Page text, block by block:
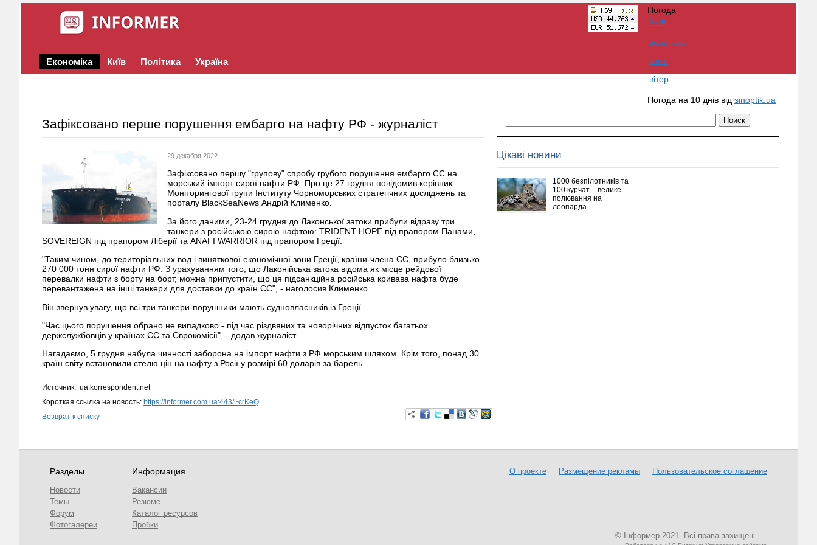
Економіка Київ Політика Україна
Погода
Київ
вологість:
тиск:
вітер:
Погода на 10 днів від sinoptik.ua
Зафіксовано перше порушення ембарго на нафту РФ - журналіст
29 декабря 2022
Зафіксовано першу "групову" спробу грубого порушення ембарго ЄС на
морський імпорт сирої нафти РФ. Про це 27 грудня повідомив керівник
Моніторингової групи Інституту Чорноморських стратегічних досліджень та
порталу BlackSeaNews Андрій Клименко.
За його даними, 23-24 грудня до Лаконської затоки прибули відразу три
танкери з російською сирою нафтою: TRIDENT HOPE під прапором Панами,
SOVEREIGN під прапором Ліберії та ANAFI WARRIOR під прапором Греції.
"Таким чином, до територіальних вод і виняткової економічної зони Греції, країни-члена ЄС, прибуло близько
270 000 тонн сирої нафти РФ. З урахуванням того, що Лаконійська затока відома як місце рейдової
перевалки нафти з борту на борт, можна припустити, що ця підсанкційна російська кривава нафта буде
перевантажена на інші танкери для доставки до країн ЄС", - наголосив Клименко.
Він звернув увагу, що всі три танкери-порушники мають судновласників із Греції.
"Час цього порушення обрано не випадково - під час різдвяних та новорічних відпусток багатьох
держслужбовців у країнах ЄС та Єврокомісії", - додав журналіст.
Нагадаємо, 5 грудня набула чинності заборона на імпорт нафти з РФ морським шляхом. Крім того, понад 30
країн світу встановили стелю цін на нафту з Росії у розмірі 60 доларів за барель.
Источник: ua.korrespondent.net
Короткая ссылка на новость: https://informer.com.ua:443/~crKeQ
Возврат к списку
Цікаві новини
1000 безпілотників та
100 курчат – велике
полювання на
леопарда
Разделы
Новости
Темы
Форум
Фотогалереи
Информация
Вакансии
Резюме
Каталог ресурсов
Пробки
О проекте Размещение рекламы Пользовательское соглашение
© Інформер 2021. Всі права захищені.